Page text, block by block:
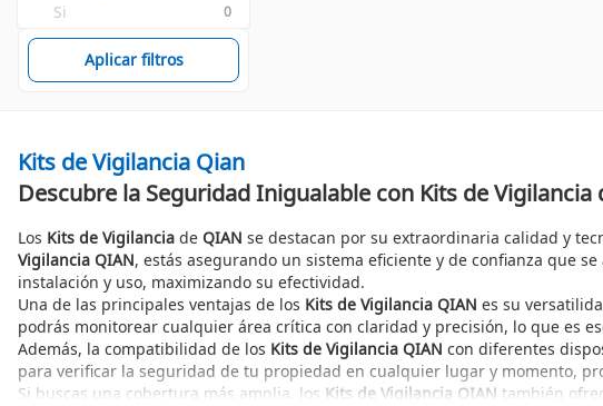
Si 0
Aplicar filtros
Kits de Vigilancia Qian
Descubre la Seguridad Inigualable con Kits de Vigilancia
Los Kits de Vigilancia de QIAN se destacan por su extraordinaria calidad y
Vigilancia QIAN, estás asegurando un sistema eficiente y de confianza que
instalación y uso, maximizando su efectividad.
Una de las principales ventajas de los Kits de Vigilancia QIAN es su
podrás monitorear cualquier área crítica con claridad y precisión, lo que es
Además, la compatibilidad de los Kits de Vigilancia QIAN con diferentes
para verificar la seguridad de tu propiedad en cualquier lugar y momento,
Si buscas una cobertura más amplia, los Kits de Vigilancia QIAN también